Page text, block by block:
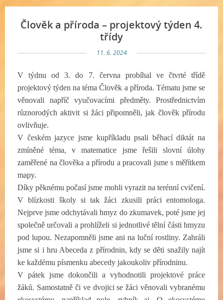
Člověk a příroda – projektový týden 4.
třídy
11. 6. 2024
V týdnu od 3. do 7. června probíhal ve čtvrté třídě
projektový týden na téma Člověk a příroda. Tématu jsme se
věnovali napříč vyučovacími předměty. Prostřednictvím
různorodých aktivit si žáci připomněli, jak člověk přírodu
ovlivňuje.
V českém jazyce jsme kupříkladu psali běhací diktát na
zmíněné téma, v matematice jsme řešili slovní úlohy
zaměřené na člověka a přírodu a pracovali jsme s měřítkem
mapy.
Díky pěknému počasí jsme mohli vyrazit na terénní cvičení.
V blízkosti školy si tak žáci zkusili práci entomologa.
Nejprve jsme odchytávali hmyz do zkumavek, poté jsme jej
společně určovali a prohlíželi si jednotlivé tělní části hmyzu
pod lupou. Nezapomněli jsme ani na luční rostliny. Zahráli
jsme si i hru Abeceda z přírodnin, kdy se děti snažily najít
ke každému písmenku abecedy jakoukoliv přírodninu.
V pátek jsme dokončili a vyhodnotili projektové práce
žáků. Samostatně či ve dvojici se žáci věnovali vybranému